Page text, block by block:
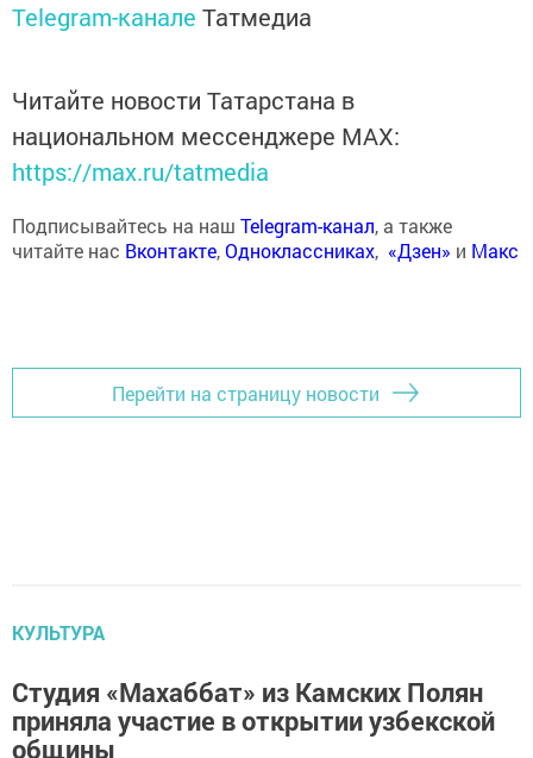
Telegram-канале Татмедиа
Читайте новости Татарстана в
национальном мессенджере MАХ:
https://max.ru/tatmedia
Подписывайтесь на наш Telegram-канал, а также
читайте нас Вконтакте,Одноклассниках, «Дзен» и Макс
Перейти на страницу новости
КУЛЬТУРА
Студия «Махаббат» из Камских Полян
приняла участие в открытии узбекской
общины